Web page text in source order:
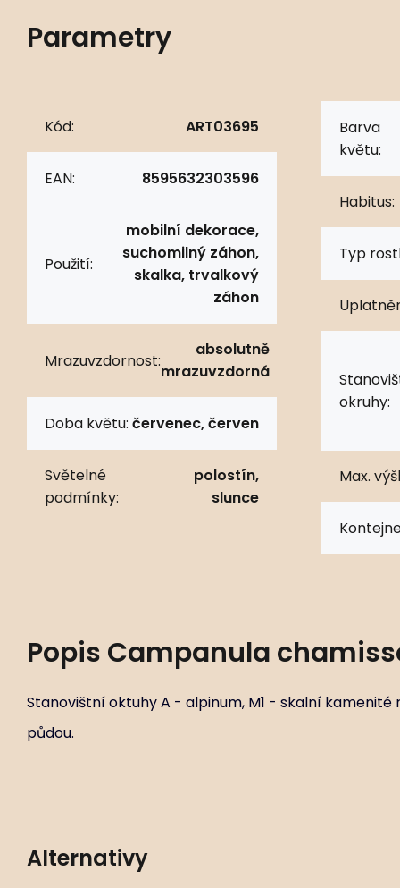
Parametry
Kód: ART03695
EAN: 8595632303596
Použití:
mobilní dekorace,
suchomilný záhon,
skalka, trvalkový
záhon
Mrazuvzdornost:
absolutně
mrazuvzdorná
Doba květu: červenec, červen
Světelné
podmínky:
polostín,
slunce
Barva
květu:
Habitus:
Typ
okruhy:
Max.
Popis Campanula
Stanovištní oktuhy A - alpinum, M1 - skalní kamenité
půdou.
Alternativy